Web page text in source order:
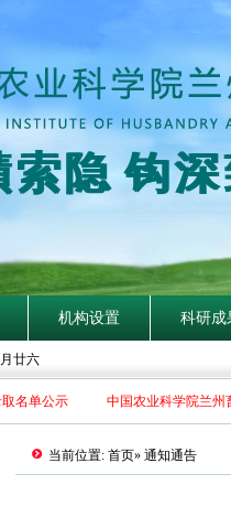
索隐 钩深
机构设置 科研成
廿六
名单公示 中国农业科学院兰州
当前位置: 首页» 通知通告